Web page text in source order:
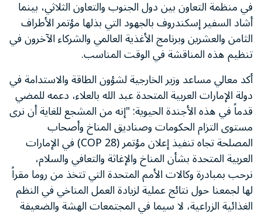
في منظمة التعاون بين دول الجنوب والتعاون الثلاثي، بينما
أشاد السفير إسكندروف بالجهود التي بذلها مؤتمر الأطراف
الثامن والعشرين وبرنامج الأغذية العالمي والشركاء الآخرون في
تنظيم هذه المناقشة في الوقت المناسب.
أكد معالي مساعد وزير الخارجية لشؤون الطاقة والاستدامة في
دولة الإمارات العربية المتحدة عبد الله بالعلاء، دعمه للمضي
قدماً في هذه الأجندة الحيوية: "إنه من المشجع للغاية أن نرى
مستوى التزام الحكومات وصناديق المناخ وأصحاب
المصلحة تجاه تنفيذ إعلان مؤتمر (COP 28) في الإمارات
العربية المتحدة بشأن المناخ والإغاثة والتعافي والسلام،
نرحب بمبادرة وكالات الأمم المتحدة التي تتخذ من روما مقراً
لها لجمعنا حول نتائج عملية لزيادة العمل المناخي في النظم
الغذائية الزراعية، لا سيما في المجتمعات الهشة والضعيفة